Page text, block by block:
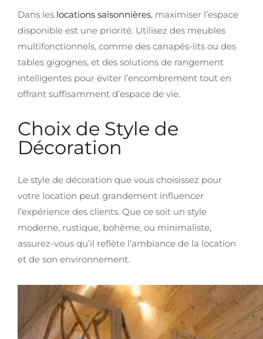
Dans les locations saisonnières, maximiser l’espace
disponible est une priorité. Utilisez des meubles
multifonctionnels, comme des canapés-lits ou des
tables gigognes, et des solutions de rangement
intelligentes pour éviter l’encombrement tout en
offrant suffisamment d’espace de vie.
Choix de Style de
Décoration
Le style de décoration que vous choisissez pour
votre location peut grandement influencer
l’expérience des clients. Que ce soit un style
moderne, rustique, bohème, ou minimaliste,
assurez-vous qu’il reflète l’ambiance de la location
et de son environnement.